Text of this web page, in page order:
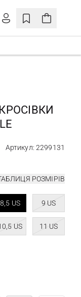
ОБЛІКІВКУ
КРОСІВКИ
Артикул: 2299131
РОЗМІРІВ
8,5 US 9 US
US 11 US